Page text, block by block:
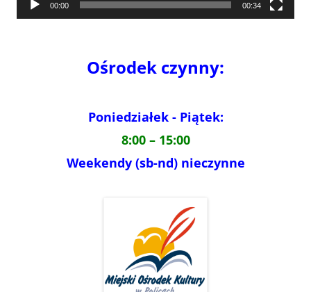
00:00 00:34
Ośrodek czynny:
Poniedziałek - Piątek:
8:00 – 15:00
Weekendy (sb-nd) nieczynne